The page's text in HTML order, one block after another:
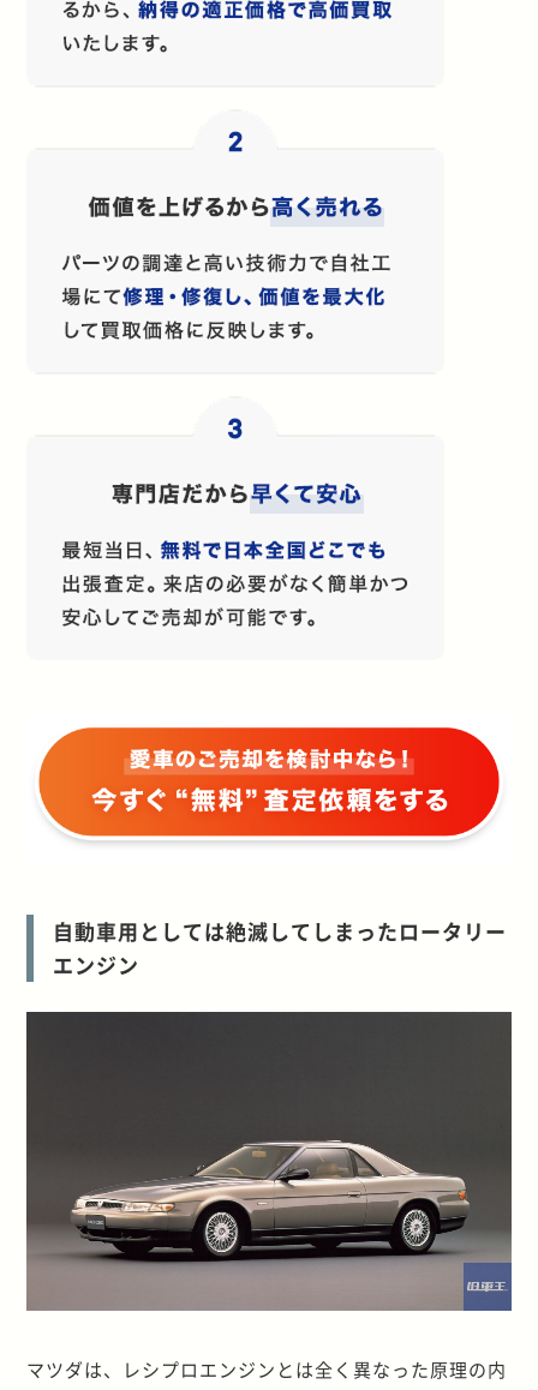
自動車用としては絶滅してしまったロータリー
エンジン
マツダは、レシプロエンジンとは全く異なった原理の内